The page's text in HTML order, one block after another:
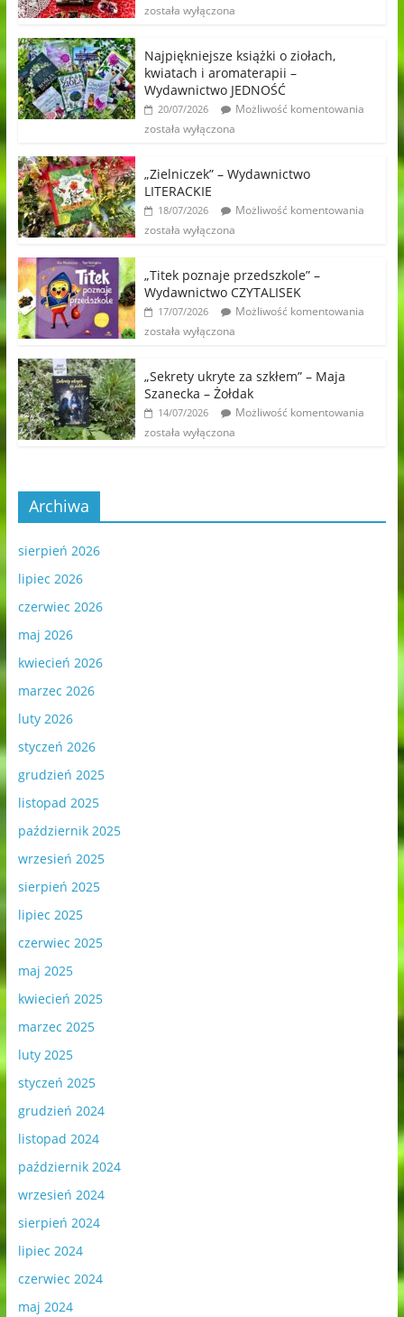
została wyłączona
Najpiękniejsze książki o ziołach,
kwiatach i aromaterapii –
Wydawnictwo JEDNOŚĆ
20/07/2026
Możliwość komentowania
została wyłączona
„Zielniczek” – Wydawnictwo
LITERACKIE
18/07/2026
Możliwość komentowania
została wyłączona
„Titek poznaje przedszkole” –
Wydawnictwo CZYTALISEK
17/07/2026
Możliwość komentowania
została wyłączona
„Sekrety ukryte za szkłem” – Maja
Szanecka – Żołdak
14/07/2026
Możliwość komentowania
została wyłączona
Archiwa
sierpień 2026
lipiec 2026
czerwiec 2026
maj 2026
kwiecień 2026
marzec 2026
luty 2026
styczeń 2026
grudzień 2025
listopad 2025
październik 2025
wrzesień 2025
sierpień 2025
lipiec 2025
czerwiec 2025
maj 2025
kwiecień 2025
marzec 2025
luty 2025
styczeń 2025
grudzień 2024
listopad 2024
październik 2024
wrzesień 2024
sierpień 2024
lipiec 2024
czerwiec 2024
maj 2024